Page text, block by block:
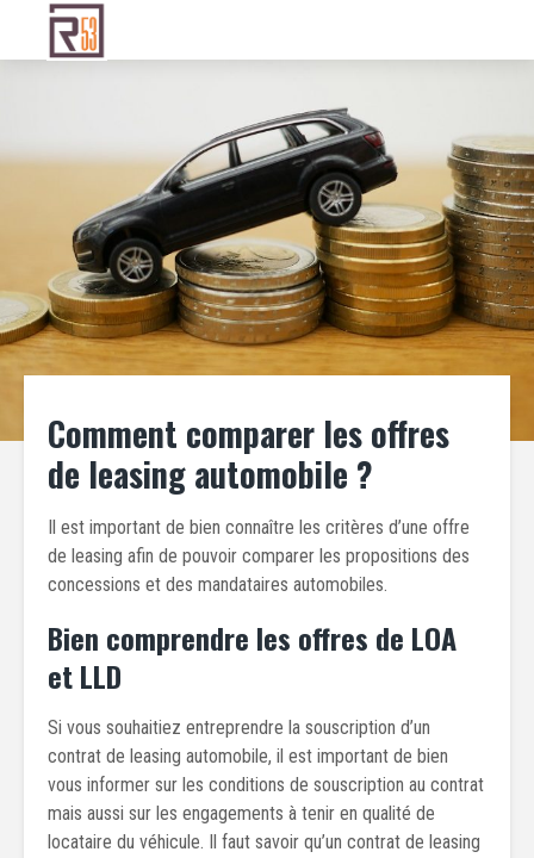
Comment comparer les offres
de leasing automobile ?
Il est important de bien connaître les critères d’une offre
de leasing afin de pouvoir comparer les propositions des
concessions et des mandataires automobiles.
Bien comprendre les offres de LOA
et LLD
Si vous souhaitiez entreprendre la souscription d’un
contrat de leasing automobile, il est important de bien
vous informer sur les conditions de souscription au contrat
mais aussi sur les engagements à tenir en qualité de
locataire du véhicule. Il faut savoir qu’un contrat de leasing